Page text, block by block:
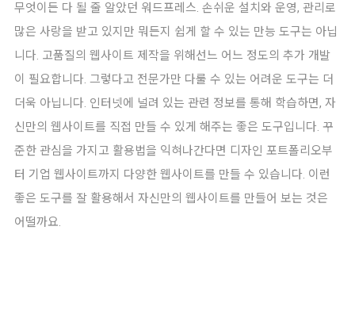
무엇이든 다 될 줄 알았던 워드프레스. 손쉬운 설치와 운영, 관리로
많은 사랑을 받고 있지만 뭐든지 쉽게 할 수 있는 만능 도구는 아닙
니다. 고품질의 웹사이트 제작을 위해선느 어느 정도의 추가 개발
이 필요합니다. 그렇다고 전문가만 다룰 수 있는 어려운 도구는 더
더욱 아닙니다. 인터넷에 널려 있는 관련 정보를 통해 학습하면, 자
신만의 웹사이트를 직접 만들 수 있게 해주는 좋은 도구입니다. 꾸
준한 관심을 가지고 활용법을 익혀나간다면 디자인 포트폴리오부
터 기업 웹사이트까지 다양한 웹사이트를 만들 수 있습니다. 이런
좋은 도구를 잘 활용해서 자신만의 웹사이트를 만들어 보는 것은
어떨까요.